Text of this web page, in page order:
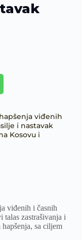
viđenih
i nastavak
Kosovu i
viđenih i časnih
zastrašivanja i
sa ciljem